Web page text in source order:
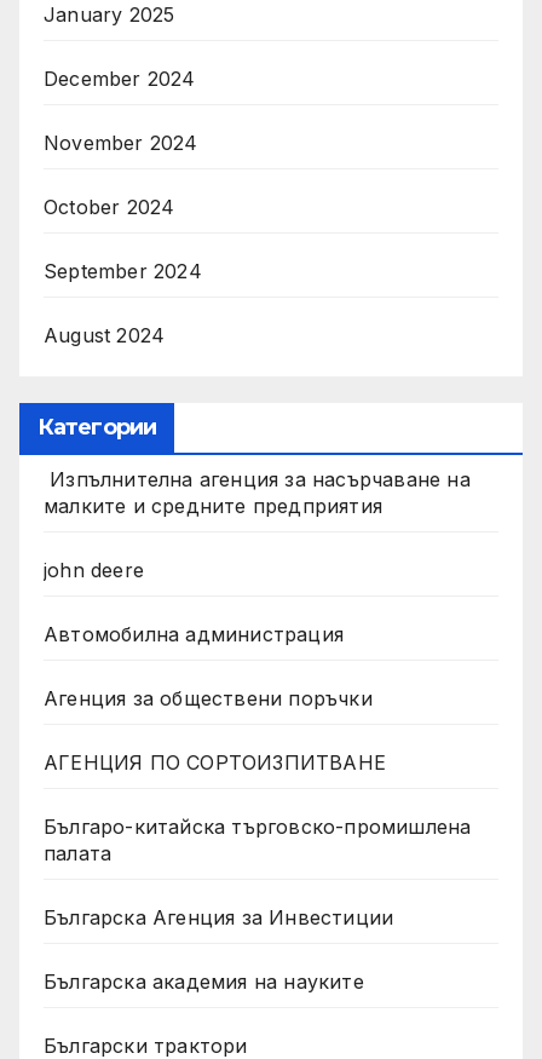
January 2025
December 2024
November 2024
October 2024
September 2024
August 2024
Категории
Изпълнителна агенция за насърчаване на
малките и средните предприятия
john deere
Автомобилна администрация
Агенция за обществени поръчки
АГЕНЦИЯ ПО СОРТОИЗПИТВАНЕ
Българо-китайска търговско-промишлена
палата
Българска Агенция за Инвестиции
Българска академия на науките
Български трактори